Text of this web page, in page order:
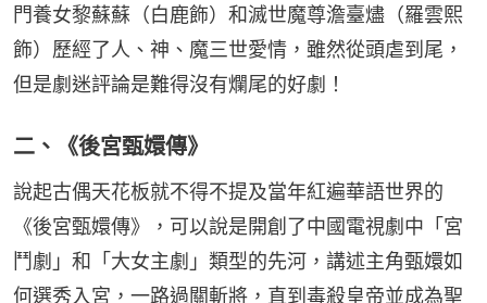
門養女黎蘇蘇（白鹿飾）和滅世魔尊澹臺燼（羅雲熙
飾）歷經了人、神、魔三世愛情，雖然從頭虐到尾，
但是劇迷評論是難得沒有爛尾的好劇！
二、《後宮甄嬛傳》
說起古偶天花板就不得不提及當年紅遍華語世界的
《後宮甄嬛傳》，可以說是開創了中國電視劇中「宮
鬥劇」和「大女主劇」類型的先河，講述主角甄嬛如
何選秀入宮，一路過關斬將，直到毒殺皇帝並成為聖